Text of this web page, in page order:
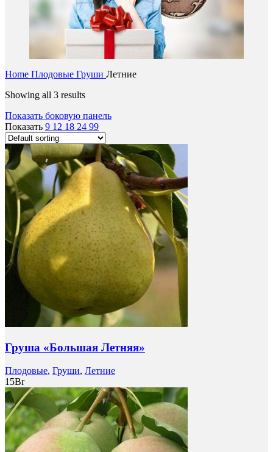
Home Плодовые Груши Летние
Showing all 3 results
Показать боковую панель
Показать 9 12 18 24 99
Груша «Большая Летняя»
Плодовые, Груши, Летние
15Br